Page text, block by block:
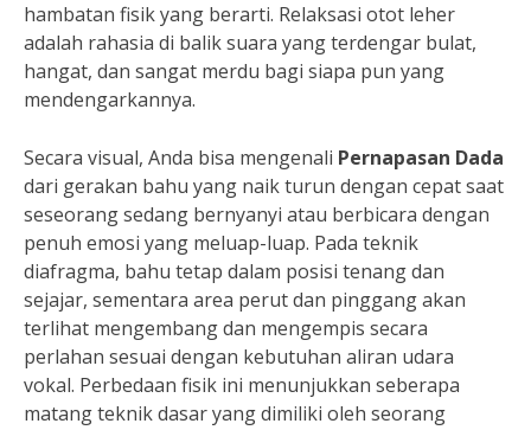
hambatan fisik yang berarti. Relaksasi otot leher
adalah rahasia di balik suara yang terdengar bulat,
hangat, dan sangat merdu bagi siapa pun yang
mendengarkannya.
Secara visual, Anda bisa mengenali Pernapasan Dada
dari gerakan bahu yang naik turun dengan cepat saat
seseorang sedang bernyanyi atau berbicara dengan
penuh emosi yang meluap-luap. Pada teknik
diafragma, bahu tetap dalam posisi tenang dan
sejajar, sementara area perut dan pinggang akan
terlihat mengembang dan mengempis secara
perlahan sesuai dengan kebutuhan aliran udara
vokal. Perbedaan fisik ini menunjukkan seberapa
matang teknik dasar yang dimiliki oleh seorang